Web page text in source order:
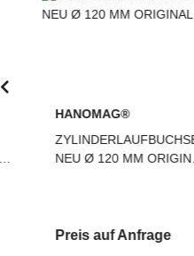
HANOMAG®
ZYLINDERLAUFBUCHSE
NEU Ø 120 MM ORIGINAL
Preis auf Anfrage